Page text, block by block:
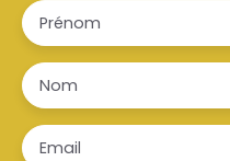
Prénom
Nom
Email